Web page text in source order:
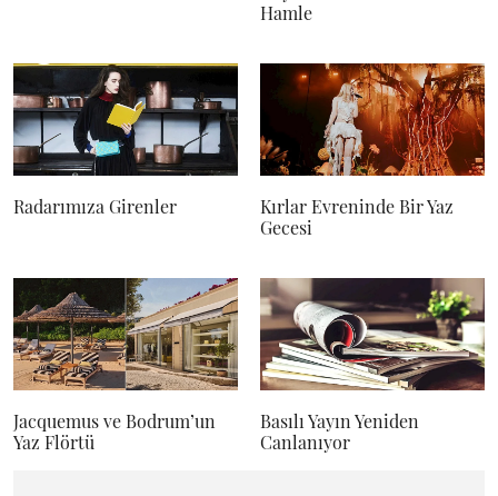
Hamle
Radarımıza Girenler
Kırlar Evreninde Bir Yaz
Gecesi
Jacquemus ve Bodrum’un
Yaz Flörtü
Basılı Yayın Yeniden
Canlanıyor